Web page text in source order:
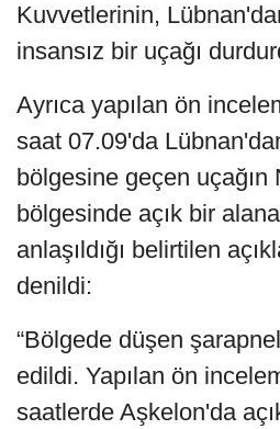
Kuvvetlerinin,
insansız bir uçağı
Ayrıca yapılan ön
saat 07.09'da
bölgesine geçen uçağın
bölgesinde açık bir
anlaşıldığı belirtilen
denildi:
“Bölgede düşen
edildi. Yapılan ön
saatlerde Aşkelon'da